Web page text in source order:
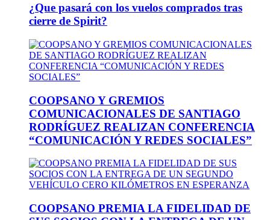
¿Que pasará con los vuelos comprados tras
cierre de Spirit?
COOPSANO Y GREMIOS
COMUNICACIONALES DE SANTIAGO
RODRÍGUEZ REALIZAN CONFERENCIA
“COMUNICACIÓN Y REDES SOCIALES”
COOPSANO PREMIA LA FIDELIDAD DE